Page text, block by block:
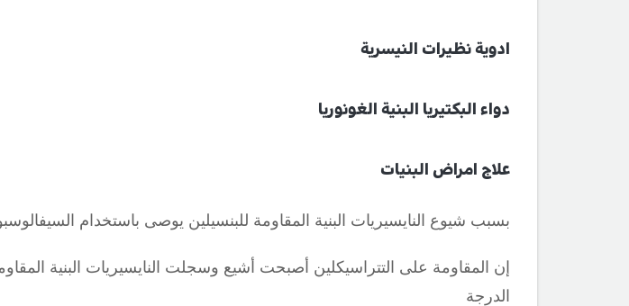
ادوية نظيرات النيسرية
دواء البكتيريا البنية الغونوريا
علاج امراض البنيات
بسبب شيوع النايسيريات البنية المقاومة للبنسيلين يوصى باستخدام
إن المقاومة على التتراسيكلين أصبحت أشيع وسجلت النايسيريات البنية
الدرجة